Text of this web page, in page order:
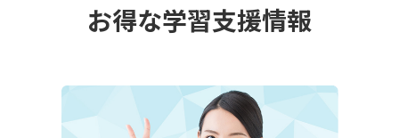
お得な学習支援情報